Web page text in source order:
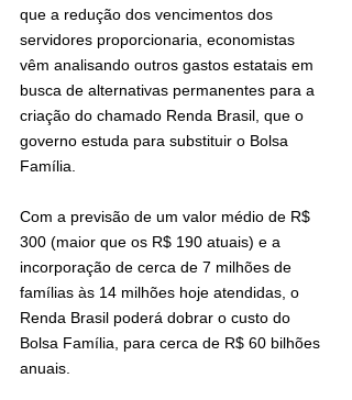
que a redução dos vencimentos dos
servidores proporcionaria, economistas
vêm analisando outros gastos estatais em
busca de alternativas permanentes para a
criação do chamado Renda Brasil, que o
governo estuda para substituir o Bolsa
Família.
Com a previsão de um valor médio de R$
300 (maior que os R$ 190 atuais) e a
incorporação de cerca de 7 milhões de
famílias às 14 milhões hoje atendidas, o
Renda Brasil poderá dobrar o custo do
Bolsa Família, para cerca de R$ 60 bilhões
anuais.